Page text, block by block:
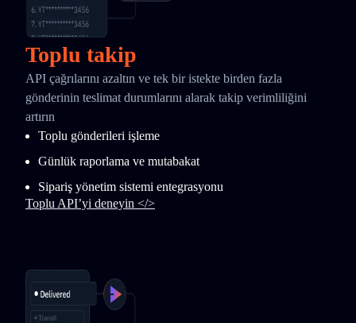
Toplu takip
API çağrılarını azaltın ve tek bir istekte birden fazla
gönderinin teslimat durumlarını alarak takip verimliliğini
artırın
Toplu gönderileri işleme
Günlük raporlama ve mutabakat
Sipariş yönetim sistemi entegrasyonu
Toplu API’yi deneyin </>